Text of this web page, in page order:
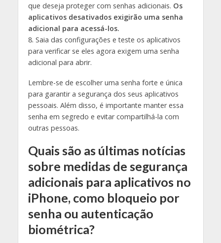
que deseja proteger com senhas adicionais. Os
aplicativos desativados exigirão uma senha
adicional para acessá-los.
8. Saia das configurações e teste os aplicativos
para verificar se eles agora exigem uma senha
adicional para abrir.
Lembre-se de escolher uma senha forte e única
para garantir a segurança dos seus aplicativos
pessoais. Além disso, é importante manter essa
senha em segredo e evitar compartilhá-la com
outras pessoas.
Quais são as últimas notícias
sobre medidas de segurança
adicionais para aplicativos no
iPhone, como bloqueio por
senha ou autenticação
biométrica?